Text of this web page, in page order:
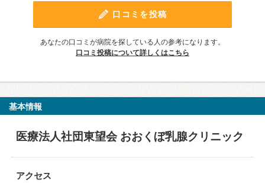
口コミを投稿
あなたの口コミが病院を探している人の参考になります。
口コミ投稿について詳しくはこちら
基本情報
医療法人社団東望会 おおくぼ乳腺クリニック
アクセス